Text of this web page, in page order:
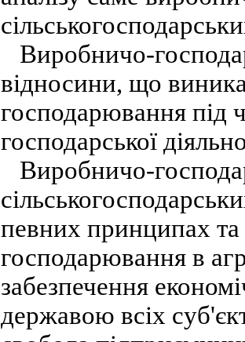
Виробничо-
відносини, що
господарювання під
господарської
Виробничо-
певних принципах
господарювання в
забезпечення
державою всіх